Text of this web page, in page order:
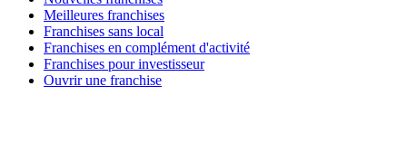
Meilleures franchises
Franchises sans local
Franchises en complément d'activité
Franchises pour investisseur
Ouvrir une franchise